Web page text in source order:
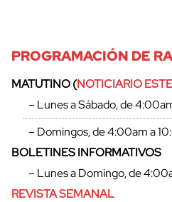
PROGRAMACIÓN DE
MATUTINO (NOTICIARIO
– Lunes a Sábado, de
– Domingos, de 4:00am a
BOLETINES INFORMATIVOS
– Lunes a Domingo, de
REVISTA SEMANAL